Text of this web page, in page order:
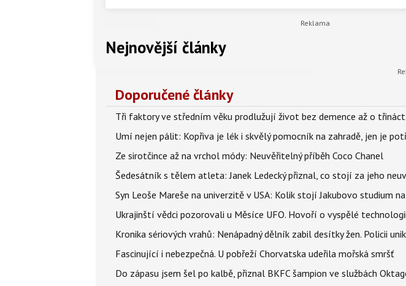
Nejnovější články
Doporučené články
Tři faktory ve středním věku prodlužují život bez demence až o
Umí nejen pálit: Kopřiva je lék i skvělý pomocník na zahradě, jen je
Ze sirotčince až na vrchol módy: Neuvěřitelný příběh Coco Chanel
Šedesátník s tělem atleta: Janek Ledecký přiznal, co stojí za jeho
Syn Leoše Mareše na univerzitě v USA: Kolik stojí Jakubovo studium
Ukrajinští vědci pozorovali u Měsíce UFO. Hovoří o vyspělé technologii
Kronika sériových vrahů: Nenápadný dělník zabil desítky žen. Policii
Fascinující i nebezpečná. U pobřeží Chorvatska udeřila mořská smršť
Do zápasu jsem šel po kalbě, přiznal BKFC šampion ve službách